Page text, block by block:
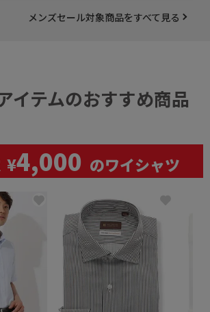
メンズセール対象商品をすべて見る
イテムのおすすめ商品
¥4,000 のワイシャツ